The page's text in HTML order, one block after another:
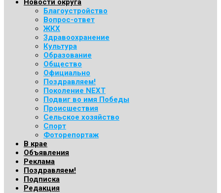
Новости округа
Благоустройство
Вопрос-ответ
ЖКХ
Здравоохранение
Культура
Образование
Общество
Официально
Поздравляем!
Поколение NEXT
Подвиг во имя Победы
Происшествия
Сельское хозяйство
Спорт
Фоторепортаж
В крае
Объявления
Реклама
Поздравляем!
Подписка
Редакция